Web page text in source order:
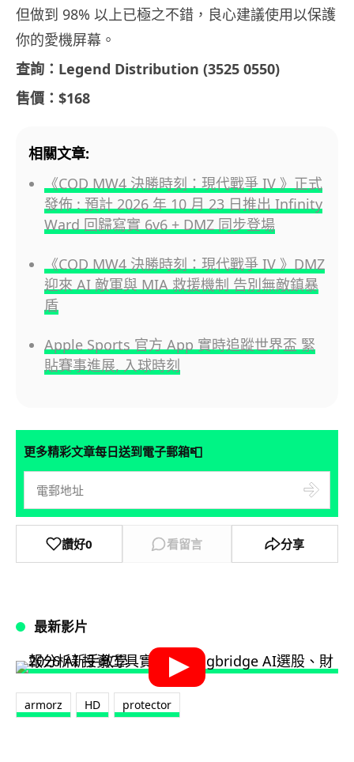
但做到 98% 以上已極之不錯，良心建議使用以保護
你的愛機屏幕。
查詢：Legend Distribution (3525 0550)
售價：$168
相關文章:
《COD MW4 決勝時刻：現代戰爭 IV 》正式
發佈 : 預計 2026 年 10 月 23 日推出 Infinity
Ward 回歸寫實 6v6 + DMZ 同步登場
《COD MW4 決勝時刻：現代戰爭 IV 》DMZ
迎來 AI 敵軍與 MIA 救援機制 告別無敵鎮暴
盾
Apple Sports 官方 App 實時追蹤世界盃 緊
貼賽事進展, 入球時刻
更多精彩文章每日送到電子郵箱📮
讚好0 看留言 分享
最新影片
armorz HD protector